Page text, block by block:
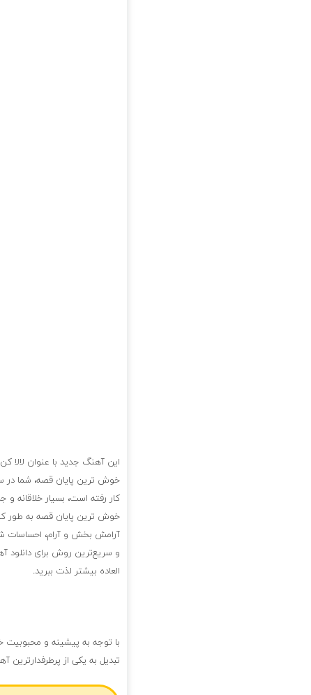
این آهنگ جدید با عنوان لالا
خوش ترین پایان قصه، شما در
کار رفته است، بسیار خلاقانه
خوش ترین پایان قصه به طور
آرامش بخش و آرام، احساسات
و سریع‌ترین روش برای
العاده بیشتر لذت ببرید.
با توجه به پیشینه و
تبدیل به یکی از